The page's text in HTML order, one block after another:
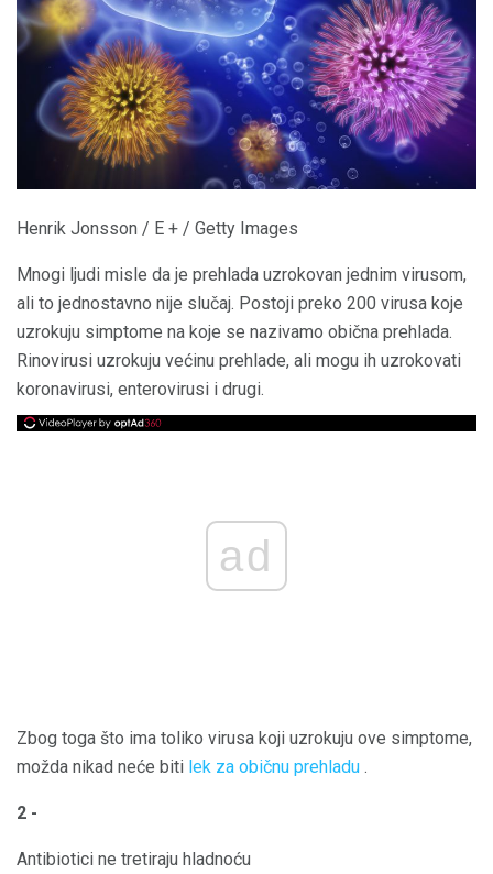
Henrik Jonsson / E + / Getty Images
Mnogi ljudi misle da je prehlada uzrokovan jednim virusom,
ali to jednostavno nije slučaj. Postoji preko 200 virusa koje
uzrokuju simptome na koje se nazivamo obična prehlada.
Rinovirusi uzrokuju većinu prehlade, ali mogu ih uzrokovati
koronavirusi, enterovirusi i drugi.
ad
Zbog toga što ima toliko virusa koji uzrokuju ove simptome,
možda nikad neće biti lek za običnu prehladu .
2 -
Antibiotici ne tretiraju hladnoću